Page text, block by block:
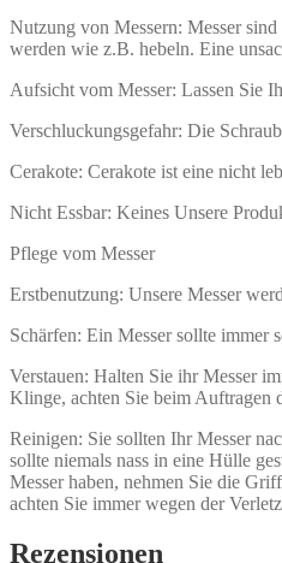
Nutzung von Messern: Messer
werden wie z.B. hebeln. Eine
Aufsicht vom Messer: Lassen Sie
Verschluckungsgefahr: Die
Cerakote: Cerakote ist eine nicht
Nicht Essbar: Keines Unsere
Pflege vom Messer
Erstbenutzung: Unsere Messer
Schärfen: Ein Messer sollte immer
Verstauen: Halten Sie ihr Messer
Klinge, achten Sie beim Auftragen
Reinigen: Sie sollten Ihr Messer
sollte niemals nass in eine Hülle
Messer haben, nehmen Sie die
achten Sie immer wegen der
Rezensionen